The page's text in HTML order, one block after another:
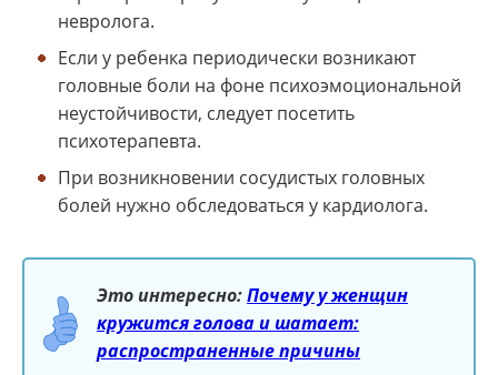
невролога.
Если у ребенка периодически возникают
головные боли на фоне психоэмоциональной
неустойчивости, следует посетить
психотерапевта.
При возникновении сосудистых головных
болей нужно обследоваться у кардиолога.
Это интересно:Почему у женщин
кружится голова и шатает:
распространенные причины